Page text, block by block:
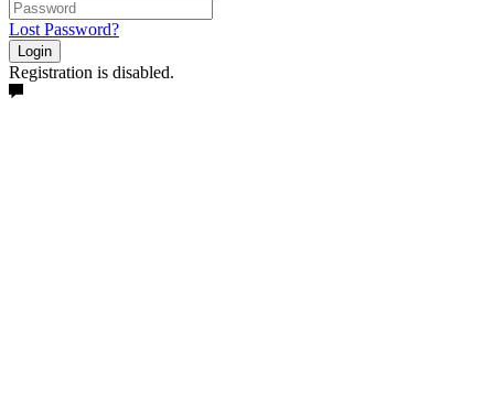
Lost Password?
Login
Registration is disabled.